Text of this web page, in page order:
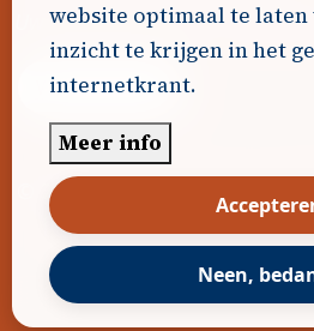
Uw advertentie hier?
Word Partner!
© 2026 Editiepajot.com
|Disclaimer Privacybeleid
Gerealiseerd door
website optimaal te laten
inzicht te krijgen in het
internetkrant.
Meer info
Neen,